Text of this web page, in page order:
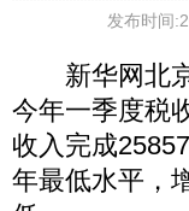
发布时间
新华网北京
今年一季度税
收入完成
年最低水平，